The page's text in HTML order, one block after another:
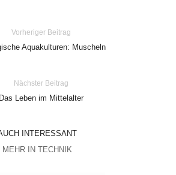
Vorheriger Beitrag
Aquakulturen: Muscheln
Nächster Beitrag
Das Leben im Mittelalter
INTERESSANT
MEHR IN TECHNIK